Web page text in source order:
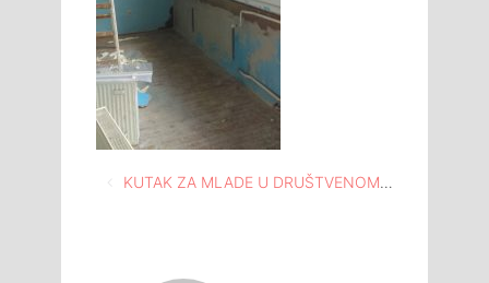
Navigacija
KUTAK ZA MLADE U DRUŠTVENOM DOMU GORNJA TUZLA